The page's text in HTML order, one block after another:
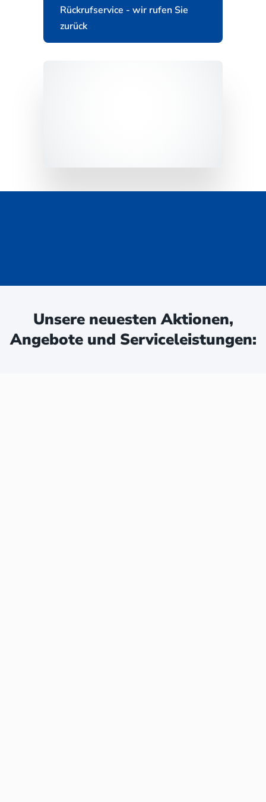
Rückrufservice - wir rufen Sie
zurück
Unsere neuesten Aktionen,
Angebote und Serviceleistungen: